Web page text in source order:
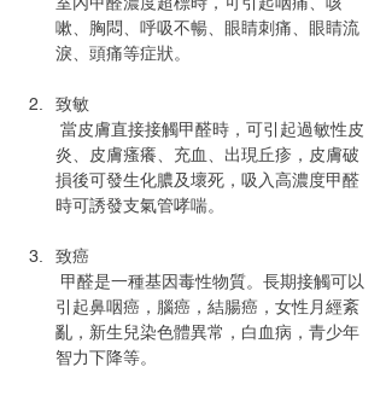
嗽、胸悶、呼吸不暢、眼睛刺痛、眼睛流
淚、頭痛等症狀。
致敏
炎、皮膚瘙癢、充血、出現丘疹，皮膚破
損後可發生化膿及壞死，吸入高濃度甲醛
時可誘發支氣管哮喘。
致癌
引起鼻咽癌，腦癌，結腸癌，女性月經紊
亂，新生兒染色體異常，白血病，青少年
智力下降等。